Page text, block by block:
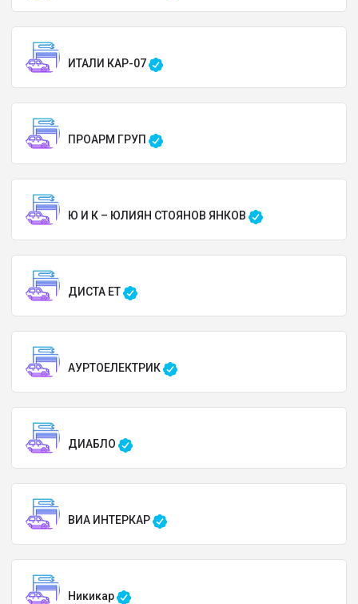
ИТАЛИ КАР-07
ПРОАРМ ГРУП
Ю И К – ЮЛИЯН СТОЯНОВ ЯНКОВ
ДИСТА ЕТ
АУРТОЕЛЕКТРИК
ДИАБЛО
ВИА ИНТЕРКАР
Никикар